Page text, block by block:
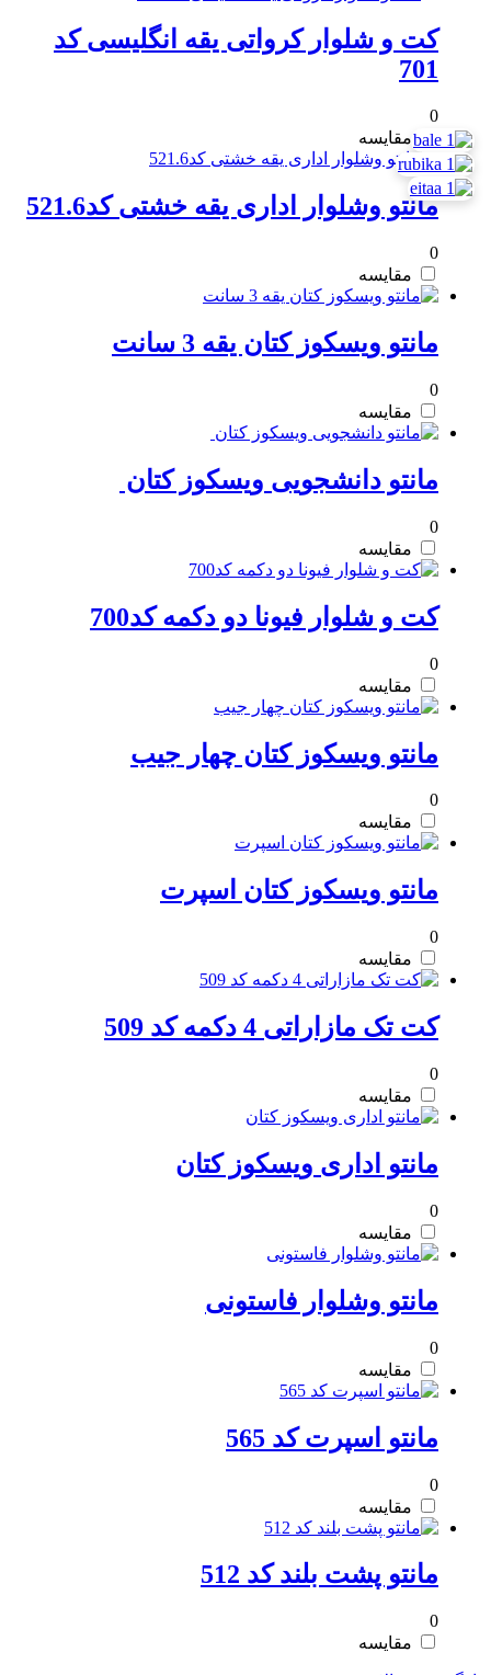
کت و شلوار کرواتی یقه انگلیسی کد
701
0
مقایسه
مانتو وشلوار اداری یقه خشتی کد521.6
0
مقایسه
مانتو ویسکوز کتان یقه 3 سانت
0
مقایسه
مانتو دانشجویی ویسکوز کتان
0
مقایسه
کت و شلوار فیونا دو دکمه کد700
0
مقایسه
مانتو ویسکوز کتان چهار جیب
0
مقایسه
مانتو ویسکوز کتان اسپرت
0
مقایسه
کت تک مازاراتی 4 دکمه کد 509
0
مقایسه
مانتو اداری ویسکوز کتان
0
مقایسه
مانتو وشلوار فاستونی
0
مقایسه
مانتو اسپرت کد 565
0
مقایسه
مانتو پشت بلند کد 512
0
مقایسه